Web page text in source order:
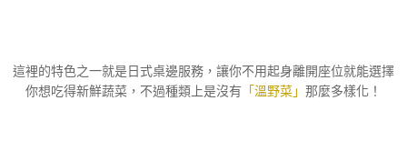
這裡的特色之一就是日式桌邊服務，讓你不用起身離開座位就能選擇
你想吃得新鮮蔬菜，不過種類上是沒有 「溫野菜」 那麼多樣化！